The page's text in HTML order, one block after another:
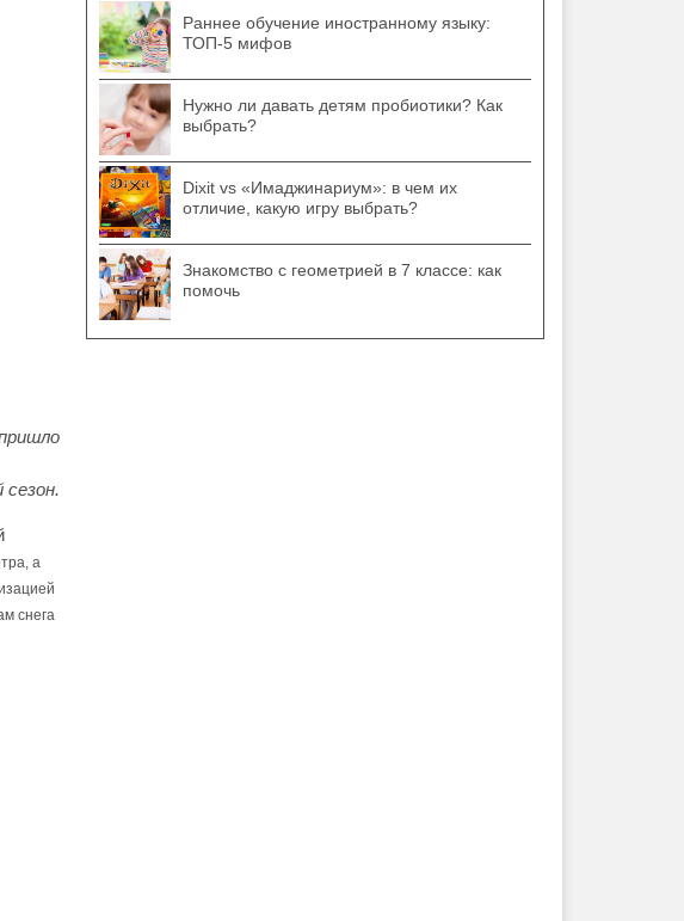
сезон.
а
снега
Раннее обучение иностранному языку:
ТОП-5 мифов
Нужно ли давать детям пробиотики? Как
выбрать?
Dixit vs «Имаджинариум»: в чем их
отличие, какую игру выбрать?
Знакомство с геометрией в 7 классе: как
помочь